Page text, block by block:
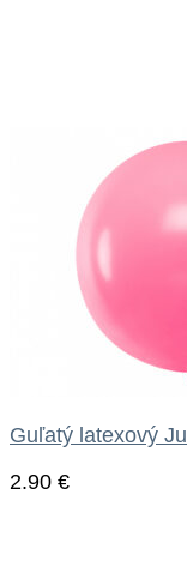
Guľatý latexový
2.90 €